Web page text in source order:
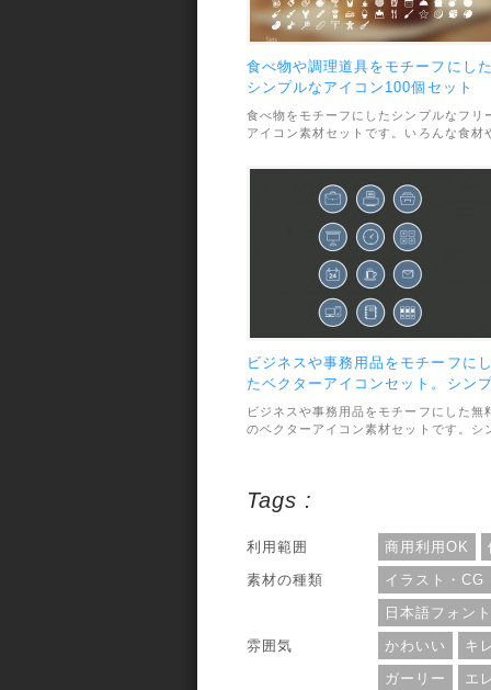
食べ物や調理道具をモチーフにし
シンプルなアイコン100個セット
食べ物をモチーフにしたシンプルなフリ
アイコン素材セットです。いろんな食材
がとっても可愛い雰囲気。全部で100種
のアイコンが収録されていて、利用につ
ては個人・商用問わずOK。また、無料版
ではファイル形式が透過PNGになってい
て、有料版では.aiや.psd形式が収録され
ているそうです。
ビジネスや事務用品をモチーフに
たベクターアイコンセット。シン
ルで落ち着いた雰囲気。
ビジネスや事務用品をモチーフにした無
のベクターアイコン素材セットです。シ
ずOKとなっています。
Tags :
利用範囲 商用利用OK
素材の種類
イラスト・CG
日本語フォン
雰囲気
かわいい
キ
ガーリー
エ